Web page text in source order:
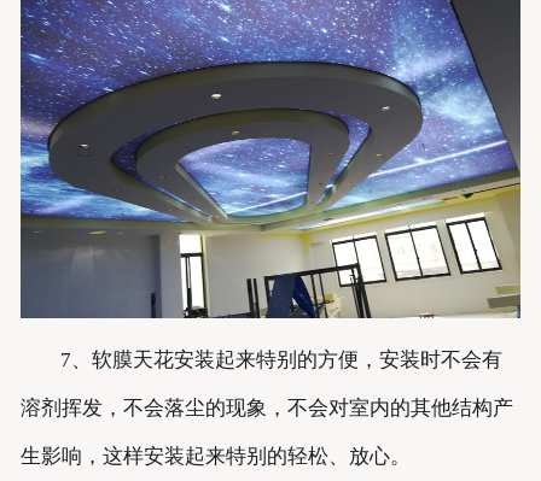
7、软膜天花安装起来特别的方便，安装时不会有
溶剂挥发，不会落尘的现象，不会对室内的其他结构产
生影响，这样安装起来特别的轻松、放心。